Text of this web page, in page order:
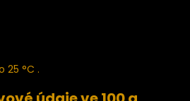
25 °C .